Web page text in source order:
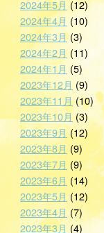
2024年5月 (12)
2024年4月(10)
2024年3月(3)
2024年2月 (11)
2024年1月 (5)
2023年12月(9)
2023年11月(10)
2023年10月(3)
2023年9月(12)
2023年8月 (9)
2023年7月 (9)
2023年6月 (14)
2023年5月(12)
2023年4月(7)
2023年3月 (4)